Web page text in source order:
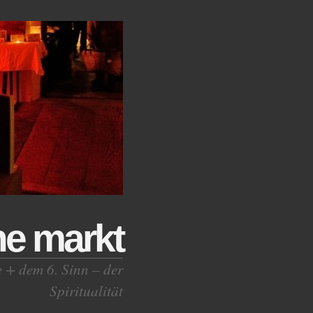
markt
+ dem 6. Sinn – der
Spiritualität